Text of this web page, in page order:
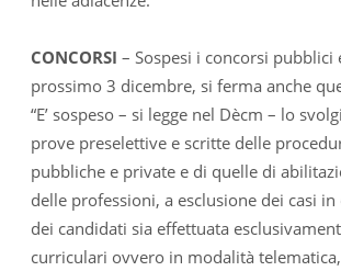
CONCORSI – Sospesi i concorsi
prossimo 3 dicembre, si ferma anche
“E’ sospeso – si legge nel Dècm – lo
prove preselettive e scritte delle
pubbliche e private e di quelle di
delle professioni, a esclusione dei casi
dei candidati sia effettuata
curriculari ovvero in modalità